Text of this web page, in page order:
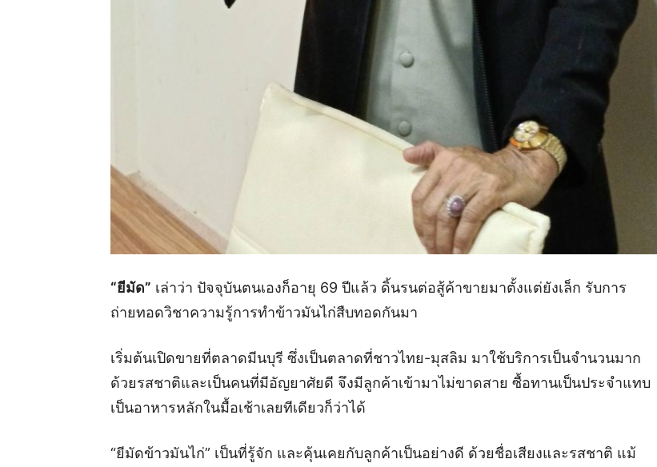
“ยีมัด” เล่าว่า ปัจจุบันตนเองก็อายุ 69 ปีแล้ว ดิ้นรนต่อสู้ค้าขายมาตั้งแต่ยังเล็ก รับการ
ถ่ายทอดวิชาความรู้การทำข้าวมันไก่สืบทอดกันมา
เริ่มต้นเปิดขายที่ตลาดมีนบุรี ซึ่งเป็นตลาดที่ชาวไทย-มุสลิม มาใช้บริการเป็นจำนวนมาก
ด้วยรสชาติและเป็นคนที่มีอัญยาศัยดี จึงมีลูกค้าเข้ามาไม่ขาดสาย ซื้อทานเป็นประจำแทบ
เป็นอาหารหลักในมื้อเช้าเลยทีเดียวก็ว่าได้
“ยีมัดข้าวมันไก่” เป็นที่รู้จัก และคุ้นเคยกับลูกค้าเป็นอย่างดี ด้วยชื่อเสียงและรสชาติ แม้